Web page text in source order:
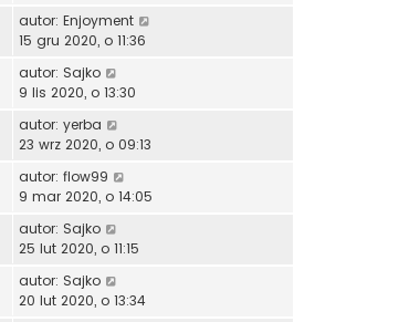
autor: Enjoyment
15 gru 2020, o 11:36
autor: Sajko
9 lis 2020, o 13:30
autor: yerba
23 wrz 2020, o 09:13
autor: flow99
9 mar 2020, o 14:05
autor: Sajko
25 lut 2020, o 11:15
autor: Sajko
20 lut 2020, o 13:34